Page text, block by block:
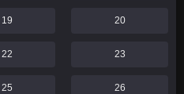
19 20
22 23
25 26